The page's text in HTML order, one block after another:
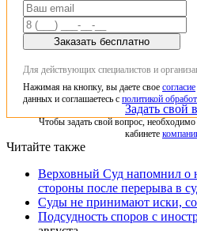
Заказать бесплатно
Для действующих специалистов и
Нажимая на кнопку, вы даете свое согласие
данных и соглашаетесь с политикой
Задать свой
Чтобы задать свой вопрос,
кабинете
Читайте также
Верховный Суд напомнил о
стороны после перерыва в
Суды не принимают иски,
Подсудность споров с